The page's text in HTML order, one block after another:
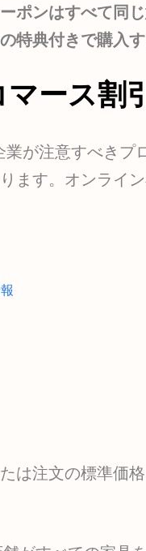
ポンはすべて同
特典付きで購入
ース割
業が注意すべきプ
ます。オンライ
は注文の標準価